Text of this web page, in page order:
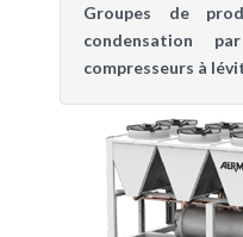
Groupes de
condensation
compresseurs à